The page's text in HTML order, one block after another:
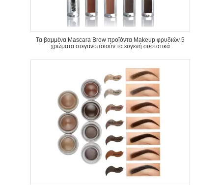
Τα βαμμένα Mascara Brow προϊόντα Makeup φρυδιών 5
χρώματα στεγανοποιούν τα ευγενή συστατικά